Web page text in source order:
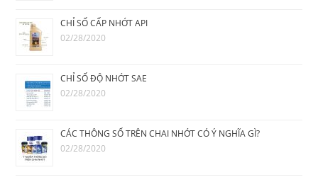
CHỈ SỐ CẤP NHỚT API
02/28/2020
CHỈ SỐ ĐỘ NHỚT SAE
02/28/2020
CÁC THÔNG SỐ TRÊN CHAI NHỚT CÓ Ý NGHĨA GÌ?
02/28/2020